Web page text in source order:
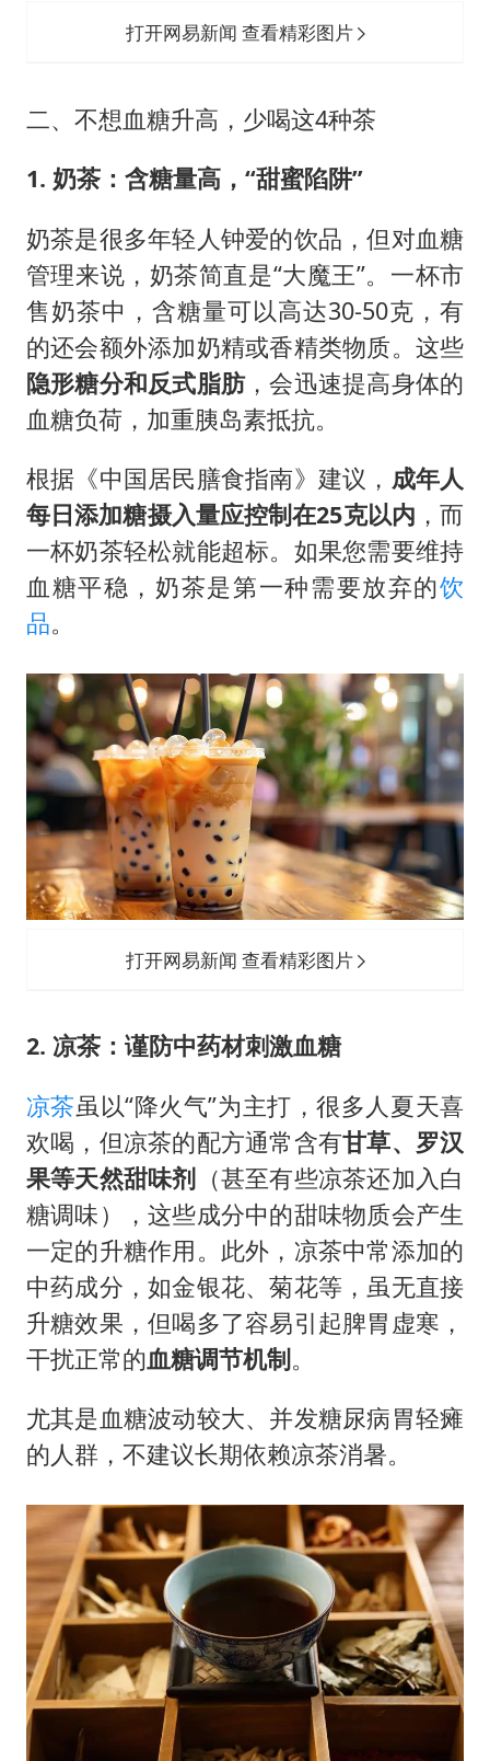
打开网易新闻 查看精彩图片
二、不想血糖升高，少喝这4种茶
1. 奶茶：含糖量高，“甜蜜陷阱”
奶茶是很多年轻人钟爱的饮品，但对血糖
管理来说，奶茶简直是“大魔王”。一杯市
售奶茶中，含糖量可以高达30-50克，有
的还会额外添加奶精或香精类物质。这些
隐形糖分和反式脂肪，会迅速提高身体的
血糖负荷，加重胰岛素抵抗。
根据《中国居民膳食指南》建议， 成年人
每日添加糖摄入量应控制在25克以内 ，而
一杯奶茶轻松就能超标。如果您需要维持
血糖平稳，奶茶是第一种需要放弃的饮
品。
打开网易新闻 查看精彩图片
2. 凉茶：谨防中药材刺激血糖
凉茶虽以“降火气”为主打，很多人夏天喜
欢喝，但凉茶的配方通常含有甘草、罗汉
果等天然甜味剂 （甚至有些凉茶还加入白
糖调味），这些成分中的甜味物质会产生
一定的升糖作用。此外，凉茶中常添加的
中药成分，如金银花、菊花等，虽无直接
升糖效果，但喝多了容易引起脾胃虚寒，
干扰正常的血糖调节机制。
尤其是血糖波动较大、并发糖尿病胃轻瘫
的人群，不建议长期依赖凉茶消暑。